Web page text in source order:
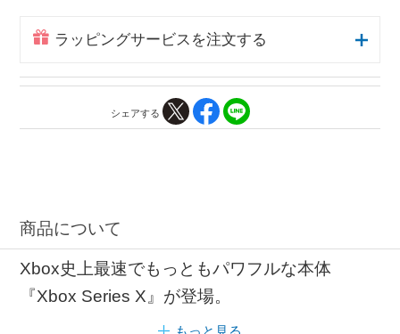
ラッピングサービスを注文する
シェアする
商品について
Xbox史上最速でもっともパワフルな本体
『Xbox Series X』が登場。
もっと見る